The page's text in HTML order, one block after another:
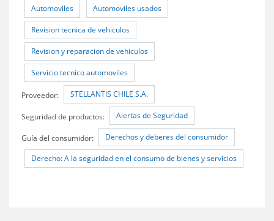
Automoviles Automoviles usados
Revision tecnica de vehiculos
Revision y reparacion de vehiculos
Servicio tecnico automoviles
Proveedor: STELLANTIS CHILE S.A.
Seguridad de productos: Alertas de Seguridad
Guía del consumidor: Derechos y deberes del consumidor
Derecho: A la seguridad en el consumo de bienes y servicios